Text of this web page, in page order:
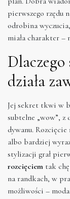
pierwszego rzędu
odrobina
miała charakter –
działa
Jej sekret tkwi w
subtelne „wow”, z
dywanu.
albo bardziej
stylizacji grał
rozcięciem tak
na randkach, w
możliwości –